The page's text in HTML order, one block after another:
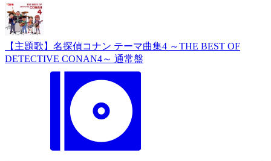
【主題歌】名探偵コナン テーマ曲集4 ～THE BEST OF
DETECTIVE CONAN4～ 通常盤